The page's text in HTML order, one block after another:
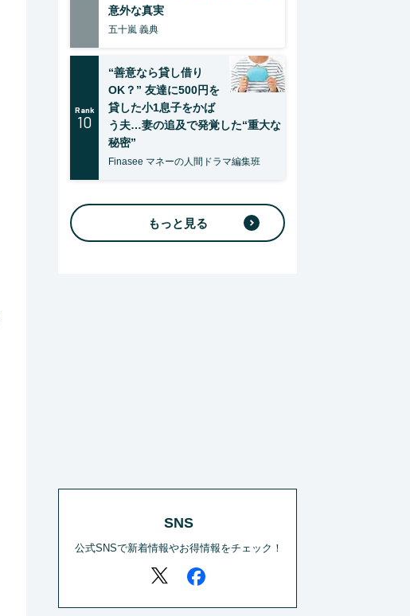
意外な真実
五十嵐 義典
Rank
10
“善意なら貸し借り
OK？” 友達に500円を
貸した小1息子をかば
う夫…妻の追及で発覚した“重大な
秘密”
Finasee マネーの人間ドラマ編集班
もっと見る
SNS
公式SNSで新着情報やお得情報をチェック！